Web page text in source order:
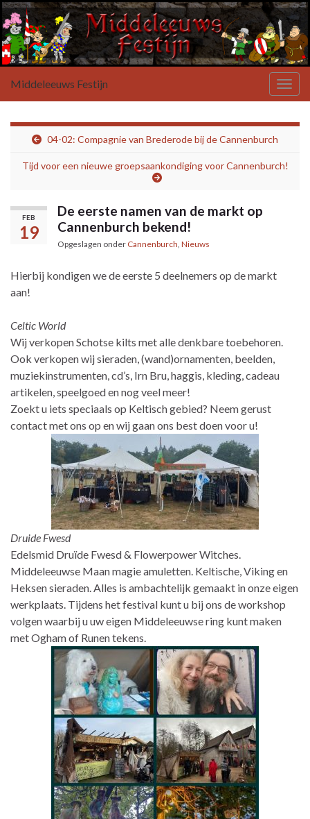
Middeleeuws Festijn
04-02: Compagnie van Brederode bij de Cannenburch
Tijd voor een nieuwe groepsaankondiging voor Cannenburch!
FEB
19
De eerste namen van de markt op
Cannenburch bekend!
Opgeslagen onder Cannenburch Nieuws
Hierbij kondigen we de eerste 5 deelnemers op de markt
aan!
Celtic World
Wij verkopen Schotse kilts met alle denkbare toebehoren.
Ook verkopen wij sieraden, (wand)ornamenten, beelden,
muziekinstrumenten, cd’s, Irn Bru, haggis, kleding, cadeau
artikelen, speelgoed en nog veel meer!
Zoekt u iets speciaals op Keltisch gebied? Neem gerust
contact met ons op en wij gaan ons best doen voor u!
Druide Fwesd
Edelsmid Druïde Fwesd & Flowerpower Witches.
Middeleeuwse Maan magie amuletten. Keltische, Viking en
Heksen sieraden. Alles is ambachtelijk gemaakt in onze eigen
werkplaats. Tijdens het festival kunt u bij ons de workshop
volgen waarbij u uw eigen Middeleeuwse ring kunt maken
met Ogham of Runen tekens.